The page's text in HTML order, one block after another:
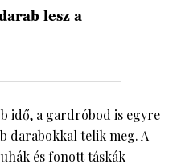
lesz a
idő, a gardróbod is egyre
darabokkal telik meg. A
és fonott táskák